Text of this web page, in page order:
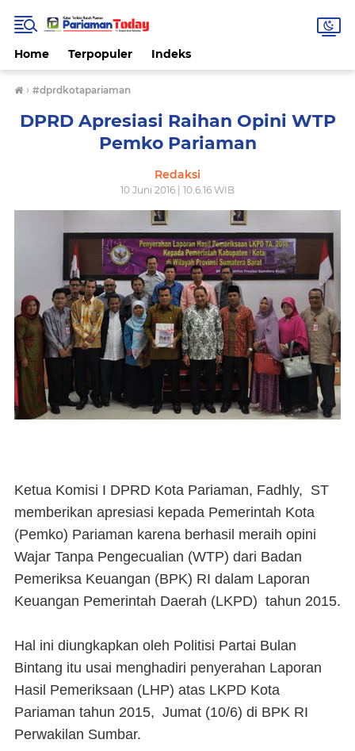
Home Terpopuler Indeks
› #dprdkotapariaman
DPRD Apresiasi Raihan Opini WTP
Pemko Pariaman
Redaksi
10 Juni 2016 | 10.6.16 WIB
Ketua Komisi I DPRD Kota Pariaman, Fadhly, ST
memberikan apresiasi kepada Pemerintah Kota
(Pemko) Pariaman karena berhasil meraih opini
Wajar Tanpa Pengecualian (WTP) dari Badan
Pemeriksa Keuangan (BPK) RI dalam Laporan
Keuangan Pemerintah Daerah (LKPD) tahun 2015.
Hal ini diungkapkan oleh Politisi Partai Bulan
Bintang itu usai menghadiri penyerahan Laporan
Hasil Pemeriksaan (LHP) atas LKPD Kota
Pariaman tahun 2015, Jumat (10/6) di BPK RI
Perwakilan Sumbar.